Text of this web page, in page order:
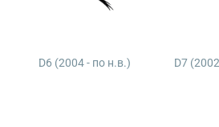
D6 (2004 - по н.в.) D7